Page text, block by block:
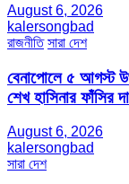
August 6, 2026
kalersongbad
রাজনীতি সারা দেশ
বেনাপোলে ৫ আগস্ট
শেখ হাসিনার ফাঁসির
August 6, 2026
kalersongbad
সারা দেশ